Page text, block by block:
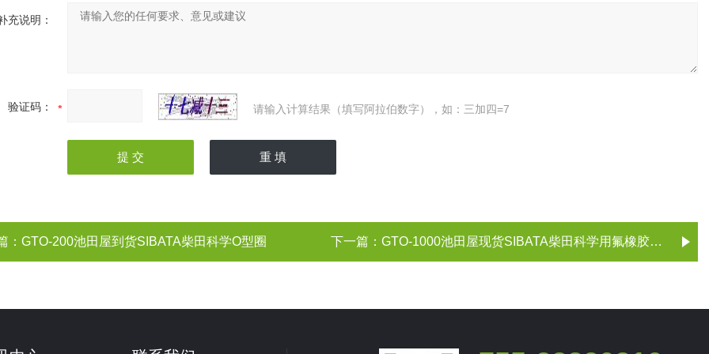
充说明：
验证码： 请输入计算结果（填写阿拉伯数字），如：三加四=7
： GTO-200池田屋到货SIBATA柴田科学O型圈 下一篇： GTO-1000池田屋现货SIBATA柴田科学用氟橡胶填料